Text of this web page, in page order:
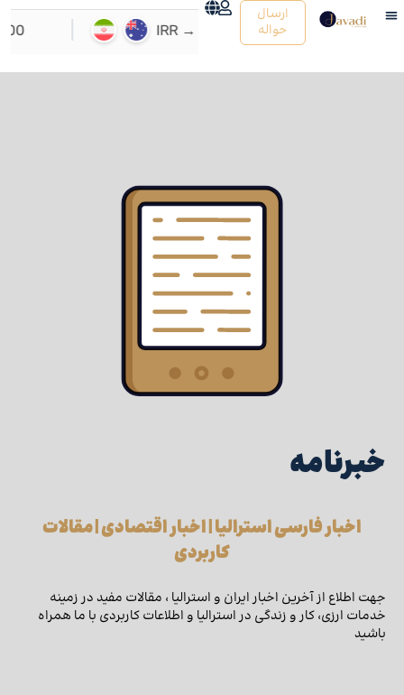
ارسال
حواله
خبرنامه
اخبار فارسی استرالیا | اخبار اقتصادی | مقالات
کاربردی
جهت اطلاع از آخرین اخبار ایران و استرالیا ، مقالات مفید در زمینه
خدمات ارزی، کار و زندگی در استرالیا و اطلاعات کاربردی با ما همراه
باشید